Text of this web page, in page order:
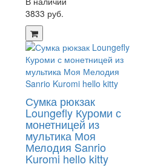
3833 руб.
Сумка рюкзак
Loungefly Куроми с
монетницей из
мультика Моя
Мелодия Sanrio
Kuromi hello kitty